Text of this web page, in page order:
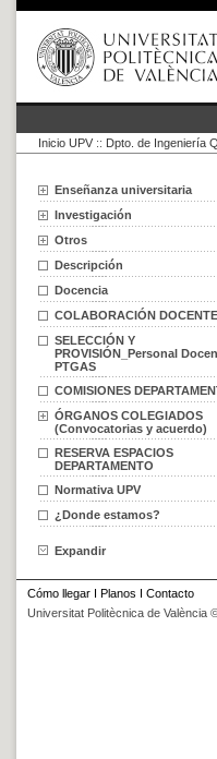
Inicio UPV :: Dpto. de Ingeniería
Enseñanza universitaria
Investigación
Otros
Descripción
Docencia
COLABORACIÓN DOCENTE
SELECCIÓN Y
PROVISIÓN_Personal
PTGAS
COMISIONES
ÓRGANOS COLEGIADOS
(Convocatorias y acuerdo)
RESERVA ESPACIOS
DEPARTAMENTO
Normativa UPV
¿Donde estamos?
Expandir
Cómo llegar I Planos I Contacto
Universitat Politècnica de València